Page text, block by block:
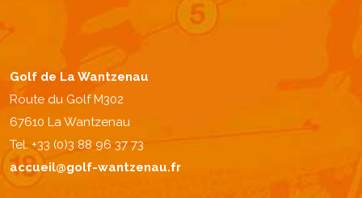
Golf de La Wantzenau
Route du Golf M302
67610 La Wantzenau
Tel. +33 (0)3 88 96 37 73
accueil@golf-wantzenau.fr